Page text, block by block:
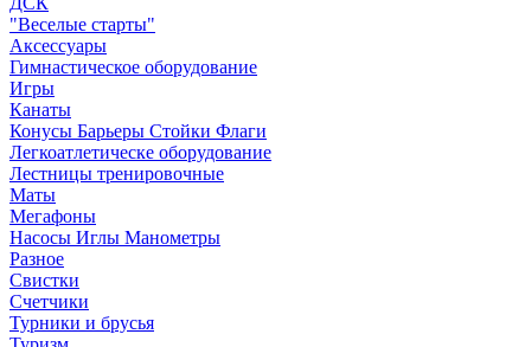
"Веселые старты"
Аксессуары
Гимнастическое оборудование
Игры
Канаты
Конусы Барьеры Стойки Флаги
Легкоатлетическе оборудование
Лестницы тренировочные
Маты
Мегафоны
Насосы Иглы Манометры
Разное
Свистки
Счетчики
Турники и брусья